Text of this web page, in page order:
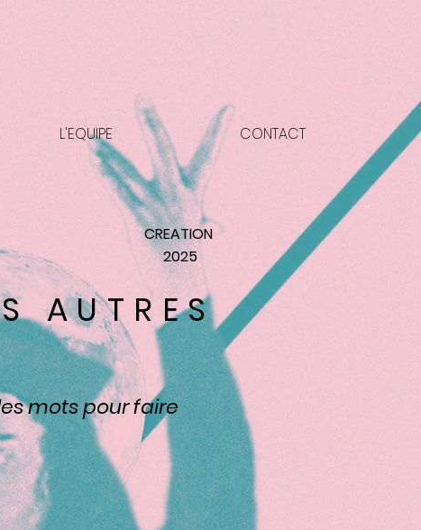
L'EQUIPE CONTACT
AUTRES
CREATION
2025
mots pour faire